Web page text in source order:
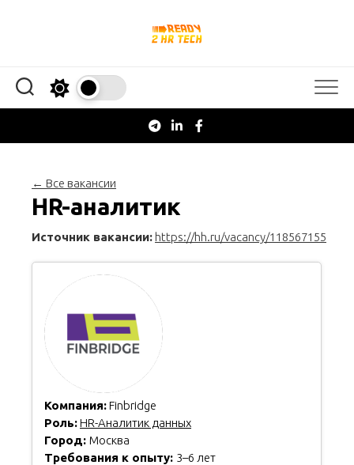
← Все вакансии
HR-аналитик
Источник вакансии: https://hh.ru/vacancy/118567155
Компания:Finbridge
Роль:HR-Аналитик данных
Город: Москва
Требования к опыту: 3–6 лет